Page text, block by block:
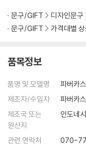
문구/GIFT 디자인문구
문구/GIFT
가격대별
품목정보
품명 및 모델명
파버카
제조자/수입자
파버카
제조국 또는
원산지
인도네
관련 연락처
070-